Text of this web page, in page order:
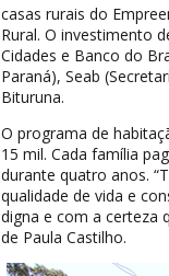
casas rurais do
Rural. O investimento
Cidades e Banco do
Paraná), Seab
Bituruna.
O programa de
15 mil. Cada família
durante quatro anos.
qualidade de vida e
digna e com a certeza
de Paula Castilho.